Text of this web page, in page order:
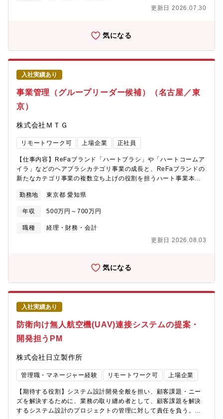
界まで引き出したり、ユーザーのワークフローを向上させる機能
ています。優秀なエンジニアを迎えることで、多様な製品をより
速く市場へ届け、世界中の音響空間に新たな価値を生み出してい
きます。
更新日 2026.07.30
気になる
入社実績あり
事業管理（グループリーダー候補）（名古屋／東
京）
株式会社ＭＴＧ
リモートワーク可 上場企業 正社員
【仕事内容】ReFaブランド「ハートブラシ」や「ハートコームア
イラ」などのヘアブラシカテゴリ事業の成長と、ReFaブランドの
新たなカテゴリ事業の複数立ち上げの役割を担うハート事業本部
担う事業管理部門のコアメンバーとして、売上分析・管理会計・
事業計画の実現に向けた改善推進を行います。企画・開発部門と
伴走しながら、管理の仕組み構築やオペレーション運用、業務改
善、部門横断的な取りまとめなどを通じた事業成長へ貢献してい
進捗状況、実績との乖離要因分析）・管理会計業務（費用管理、
達成に向けた課題抽出・改善フォロー・チームマネジメント【今
後のキャリア】入社後はOJTで業務フローに慣れ、その後、売上
分析、採算管理、課題抽出を担っていただきたいと考えていま
す。必要に応じ、プロジェクト推進を行い、各カテゴリの事業管
理や改善業務にもチャレンジするなど活躍の場をどんどんと広げ
ることが可能です。まずは、グループリーダーを担っていただ
き、将来的には、新規カテゴリの事業管理責任者など、より責任
あるポジションへのステップアップを目指すことも可能です。
【このポジションの魅力】管理会計業務を中心としたハート事業
けん引する中心的な役割として活躍していただけます。また新商
品開発の進捗管理のグリップや研究開発費用の管理を通じた開発
管理業務も併せ持つことで、新商品・新事業が生まれる瞬間に立
ションです。【ハート事業本部のＭＩＳＳＩＯＮ】“幸”を届け続け
る・圧倒的に支持されるカテゴリNo.1を目指すこと・カテゴリを
拡張し続けること・ギフトを追求し続けること・圧倒的な商品を
勤務地 東京都 愛知県
年収 500万円～700万円
職種
経理・財務・会計
更新日 2026.08.03
気になる
入社実績あり
防衛向け無人航空機(UAV)連接システムの提案・
開発担うPM
株式会社日立製作所
管理職・マネージャー経験 リモートワーク可 上場企業
【期待する役割】システム設計開発全般を担い、顧客課題・ニー
ズを解決するために、業務の取り纏め者として、顧客課題を解決
するシステム設計のプロジェクトの管理に対して責任を負う。要